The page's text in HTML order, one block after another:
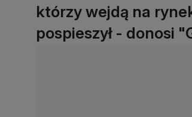
którzy wejdą na
pospieszył - donosi